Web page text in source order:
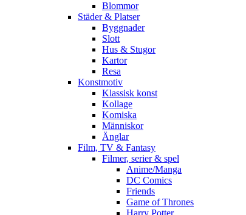
Blommor
Städer & Platser
Byggnader
Slott
Hus & Stugor
Kartor
Resa
Konstmotiv
Klassisk konst
Kollage
Komiska
Människor
Änglar
Film, TV & Fantasy
Filmer, serier & spel
Anime/Manga
DC Comics
Friends
Game of Thrones
Harry Potter